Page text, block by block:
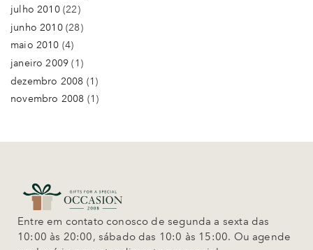
julho 2010(22)
junho 2010(28)
maio 2010 (4)
janeiro 2009 (1)
dezembro 2008 (1)
novembro 2008 (1)
Entre em contato conosco de segunda a sexta das
10:00 às 20:00, sábado das 10:0 às 15:00. Ou agende